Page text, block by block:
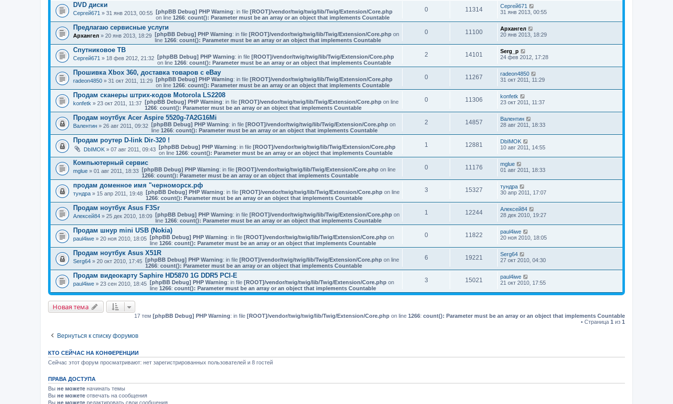
DVD диски
Сергей671 » 31 янв 2013, 00:55 [phpBB Debug] PHP Warning: in file [ROOT]/vendor/twig/twig/lib/Twig/Extension/Core.php
on line 1266: count(): Parameter must be an array or an object that implements Countable
0 11314
Сергей671
31 янв 2013, 00:55
Предлагаю сервисные услуги
Архангел » 20 янв 2013, 18:29 [phpBB Debug] PHP Warning: in file [ROOT]/vendor/twig/twig/lib/Twig/Extension/Core.phpon
line 1266: count(): Parameter must be an array or an object that implements Countable
0 11100
Архангел
20 янв 2013, 18:29
Спутниковое ТВ
Сергей671 » 18 фев 2012, 21:32 [phpBB Debug] PHP Warning: in file [ROOT]/vendor/twig/twig/lib/Twig/Extension/Core.php
on line 1266: count(): Parameter must be an array or an object that implements Countable
2 14101
Serg_p
24 фев 2012, 17:28
Прошивка Xbox 360, доставка товаров с eBay
radeon4850 » 31 окт 2011, 11:29 [phpBB Debug] PHP Warning: in file [ROOT]/vendor/twig/twig/lib/Twig/Extension/Core.php
on line 1266: count(): Parameter must be an array or an object that implements Countable
0 11267
radeon4850
31 окт 2011, 11:29
Продам сканеры штрих-кодов Motorola LS2208
konfetk » 23 окт 2011, 11:37 [phpBB Debug] PHP Warning: in file [ROOT]/vendor/twig/twig/lib/Twig/Extension/Core.phpon line
1266: count(): Parameter must be an array or an object that implements Countable
0 11306
konfetk
23 окт 2011, 11:37
Продам ноутбук Acer Aspire 5520g-7A2G16Mi
Валентин » 26 авг 2011, 09:32 [phpBB Debug] PHP Warning: in file [ROOT]/vendor/twig/twig/lib/Twig/Extension/Core.phpon
line 1266: count(): Parameter must be an array or an object that implements Countable
2 14857
Валентин
28 авг 2011, 18:33
Продам роутер D-link Dir-320 !
DbIMOK » 07 авг 2011, 09:43 [phpBB Debug] PHP Warning: in file [ROOT]/vendor/twig/twig/lib/Twig/Extension/Core.php
on line 1266: count(): Parameter must be an array or an object that implements Countable
1 12881
DbIMOK
10 авг 2011, 14:55
Компьютерный сервис
mglue » 01 авг 2011, 18:33 [phpBB Debug] PHP Warning: in file [ROOT]/vendor/twig/twig/lib/Twig/Extension/Core.phpon line
1266: count(): Parameter must be an array or an object that implements Countable
0 11176
mglue
01 авг 2011, 18:33
продам доменное имя "черноморск.рф
тундра » 15 апр 2011, 19:48 [phpBB Debug] PHP Warning: in file [ROOT]/vendor/twig/twig/lib/Twig/Extension/Core.phpon line
1266: count(): Parameter must be an array or an object that implements Countable
3 15327
тундра
30 апр 2011, 17:07
Продам ноутбук Asus F3Sr
Алексей84 » 25 дек 2010, 18:09 [phpBB Debug] PHP Warning: in file [ROOT]/vendor/twig/twig/lib/Twig/Extension/Core.phpon
line 1266: count(): Parameter must be an array or an object that implements Countable
1 12244
Алексей84
28 дек 2010, 19:27
Продам шнур mini USB (Nokia)
paul4iwe » 20 ноя 2010, 18:05 [phpBB Debug] PHP Warning: in file [ROOT]/vendor/twig/twig/lib/Twig/Extension/Core.phpon
line 1266: count(): Parameter must be an array or an object that implements Countable
0 11822
paul4iwe
20 ноя 2010, 18:05
Продам ноутбук Asus X51R
Serg64 » 20 окт 2010, 17:45 [phpBB Debug] PHP Warning: in file [ROOT]/vendor/twig/twig/lib/Twig/Extension/Core.phpon line
1266: count(): Parameter must be an array or an object that implements Countable
6 19221
Serg64
27 окт 2010, 04:30
Продам видеокарту Saphire HD5870 1G DDR5 PCI-E
paul4iwe » 23 сен 2010, 18:45 [phpBB Debug] PHP Warning: in file [ROOT]/vendor/twig/twig/lib/Twig/Extension/Core.phpon
line 1266: count(): Parameter must be an array or an object that implements Countable
3 15021
paul4iwe
21 окт 2010, 17:55
Новая тема
17 тем [phpBB Debug] PHP Warning: in file [ROOT]/vendor/twig/twig/lib/Twig/Extension/Core.php on line 1266: count(): Parameter must be an array or an object that implements Countable
• Страница 1 из 1
Вернуться к списку форумов
КТО СЕЙЧАС НА КОНФЕРЕНЦИИ
Сейчас этот форум просматривают: нет зарегистрированных пользователей и 8 гостей
ПРАВА ДОСТУПА
Вы не можете начинать темы
Вы не можете отвечать на сообщения
Вы не можете редактировать свои сообщения